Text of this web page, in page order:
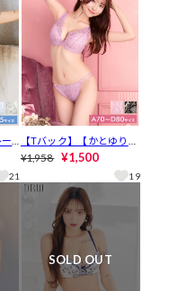
ク
21
【Tバック】【かとゆり着
用】ラフィネブロッサム
レースブラジャー&Tバッ
クショーツ[推し][人気]
¥1,958 ¥1,500
19
SOLD OUT